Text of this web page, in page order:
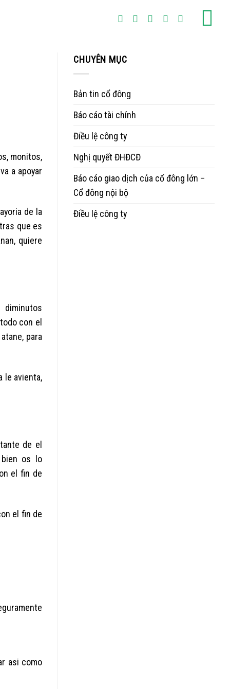
monitos,
a apoyar
de la
que es
quiere
con el
para
le avienta,
de el
bien os lo
el fin de
el fin de
asi­ como
CHUYÊN MỤC
Bản tin cổ đông
Báo cáo tài chính
Điều lệ công ty
Nghị quyết ĐHĐCĐ
Báo cáo giao dịch của cổ đông lớn –
Cổ đông nội bộ
Điều lệ công ty